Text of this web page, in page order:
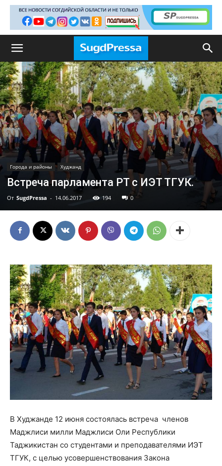
Города и районы Худжанд
Встреча парламента РТ с ИЭТ ТГУК.
От SugdPressa - 14.06.2017 194 0
В Худжанде 12 июня состоялась встреча членов
Маджлиси милли Маджлиси Оли Республики
Таджикистан со студентами и преподавателями ИЭТ
ТГУК, с целью усовершенствования Закона